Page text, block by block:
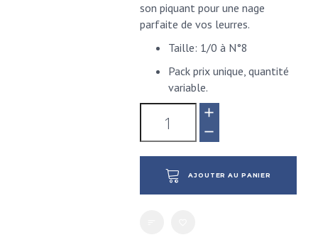
son piquant pour une nage
parfaite de vos leurres.
Taille: 1/0 à N°8
Pack prix unique, quantité
variable.
AJOUTER AU PANIER